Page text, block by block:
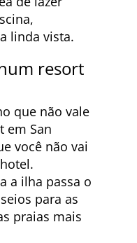
linda vista.
resort
que não vale
em San
você não vai
a ilha passa o
para as
praias mais